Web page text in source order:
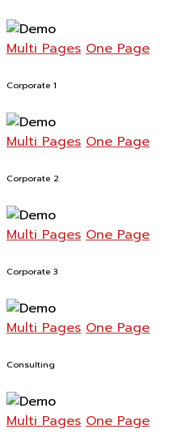
Multi Pages One Page
Corporate 1
Multi Pages One Page
Corporate 2
Multi Pages One Page
Corporate 3
Multi Pages One Page
Consulting
Multi Pages One Page